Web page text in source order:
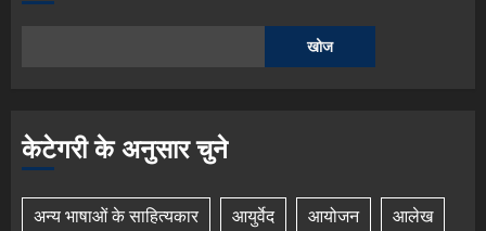
खोज
केटेगरी के अनुसार चुने
अन्य भाषाओं के साहित्यकार आयुर्वेद आयोजन
आलेख